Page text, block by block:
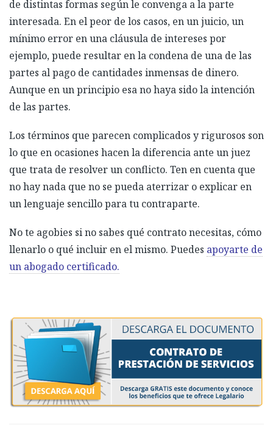
de distintas formas según le convenga a la parte
interesada. En el peor de los casos, en un juicio, un
mínimo error en una cláusula de intereses por
ejemplo, puede resultar en la condena de una de las
partes al pago de cantidades inmensas de dinero.
Aunque en un principio esa no haya sido la intención
de las partes.
Los términos que parecen complicados y rigurosos son
lo que en ocasiones hacen la diferencia ante un juez
que trata de resolver un conflicto. Ten en cuenta que
no hay nada que no se pueda aterrizar o explicar en
un lenguaje sencillo para tu contraparte.
No te agobies si no sabes qué contrato necesitas, cómo
llenarlo o qué incluir en el mismo. Puedes apoyarte de
un abogado certificado.